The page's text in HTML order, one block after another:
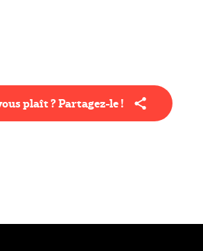
plaît ? Partagez-le !